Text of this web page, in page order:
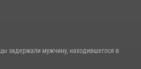
задержали мужчину, находившегося в